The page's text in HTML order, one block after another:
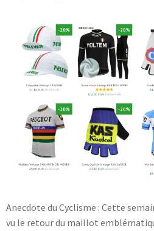
Anecdote du Cyclisme : Cette
vu le retour du maillot